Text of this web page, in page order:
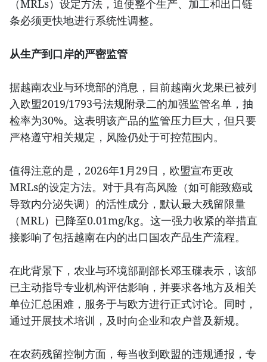
（MRLs）设定方法，迫使整个生产、加工和出口链
条必须更快地进行系统性调整。
从生产到口岸的严密监管
据越南农业与环境部的消息，目前越南火龙果已被列
入欧盟2019/1793号法规附录二的加强监管名单，抽
检率为30%。这表明该产品的监管压力巨大，但只要
严格遵守相关规定，风险仍处于可控范围内。
值得注意的是，2026年1月29日，欧盟宣布更改
MRLs的设定方法。对于具有高风险（如可能致癌或
导致内分泌失调）的活性成分，默认最大残留限量
（MRL）已降至0.01mg/kg。这一强力收紧的举措直
接影响了包括越南在内的出口国农产品生产流程。
在此背景下，农业与环境部副部长邓玉碟表示，该部
已主动指导专业机构评估影响，并要求各地方及相关
单位汇总困难，服务于与欧方进行正式讨论。同时，
通过开展技术培训，及时向企业和农户普及新规。
在农药残留控制方面，每当收到欧盟的违规通报，专